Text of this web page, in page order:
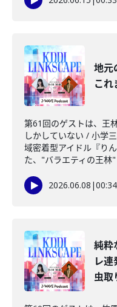
地元
これ
第61回のゲストは、王
しかしていない / 小学
域密着型アイドル『り
た、"バラエティの王林"
2026.06.08 |
純粋
レ
虫取